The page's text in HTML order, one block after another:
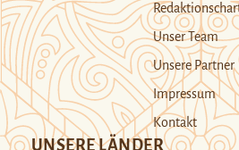
Unser Team
Unsere Partner
Impressum
Kontakt
UNSERE LÄNDER